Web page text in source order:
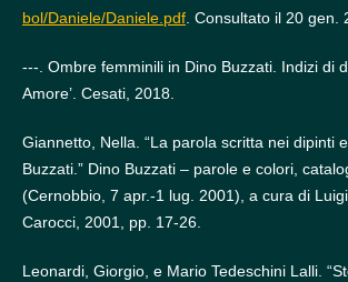
bol/Daniele/Daniele.pdf. Consultato il 20 gen.
---. Ombre femminili in Dino Buzzati. Indizi di
Amore’. Cesati, 2018.
Giannetto, Nella. “La parola scritta nei dipinti
Buzzati.” Dino Buzzati – parole e colori,
(Cernobbio, 7 apr.-1 lug. 2001), a cura di Luigi
Carocci, 2001, pp. 17-26.
Leonardi, Giorgio, e Mario Tedeschini Lalli.